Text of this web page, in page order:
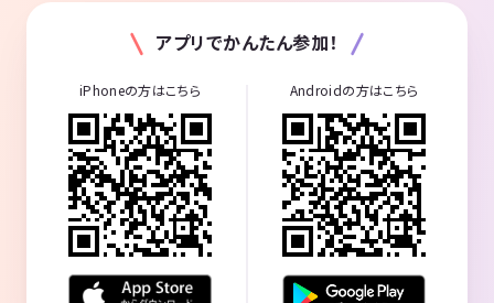
アプリでかんたん参加！
iPhoneの方はこちら Androidの方はこちら